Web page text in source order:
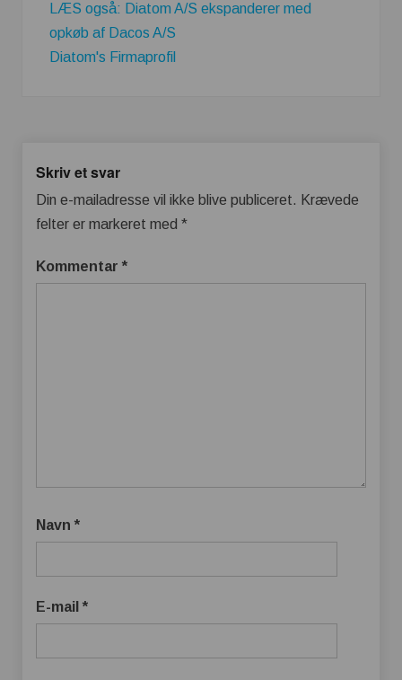
LÆS også: Diatom A/S ekspanderer med
opkøb af Dacos A/S
Diatom's Firmaprofil
Skriv et svar
Din e-mailadresse vil ikke blive publiceret. Krævede
felter er markeret med *
Kommentar *
Navn *
E-mail *